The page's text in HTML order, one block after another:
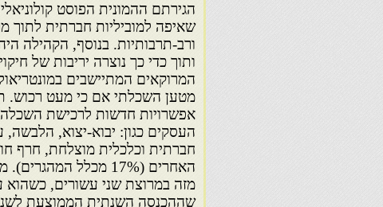
הגירתם ההמונית הפוסט
שאיפה למוביליות חברתית
ורב-תרבותיות. בנוסף, הקהילה
ותוך כדי כך נוצרה יריבות של
מטען השכלתי אם כי מעט רכוש.
אפשרויות חדשות לרכישת
העסקים כגון: יבוא-יצוא, הלבשה,
חברתית וכלכלית מוצלחת, חרף
האחרים (17% מכלל